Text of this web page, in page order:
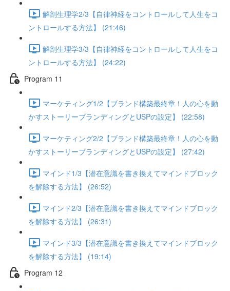
解剖生理学2/3【自律神経をコントロールして人生をコ
ントロールする方法】 (21:46)
解剖生理学3/3【自律神経をコントロールして人生をコ
ントロールする方法】 (24:22)
Program 11
マーケティング1/2【ブランド構築最終章！人の心を動
かすストーリーブランディングとUSPの設定】 (22:58)
マーケティング2/2【ブランド構築最終章！人の心を動
かすストーリーブランディングとUSPの設定】 (27:42)
マインド1/3【潜在意識を書き換えてマインドブロック
を解除する方法】 (26:52)
マインド2/3【潜在意識を書き換えてマインドブロック
を解除する方法】 (26:31)
マインド3/3【潜在意識を書き換えてマインドブロック
を解除する方法】 (19:14)
Program 12